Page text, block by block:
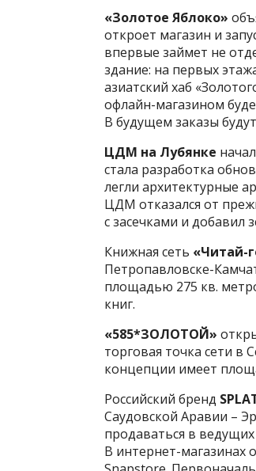
«Золотое Яблоко»
откроет магазин и
впервые займет не
здание: на первых
азиатский хаб
офлайн-магазином
В будущем заказы
ЦДМ на Лубянке
стала разработка
легли архитектурные
ЦДМ отказался от
с засечками и добавил
Книжная сеть «Читай-
Петропавловске-
площадью 275 кв.
книг.
«585*ЗОЛОТОЙ»
торговая точка сети в
концепции имеет
Российский бренд
Саудовской Аравии –
продаваться в
В интернет-магазинах